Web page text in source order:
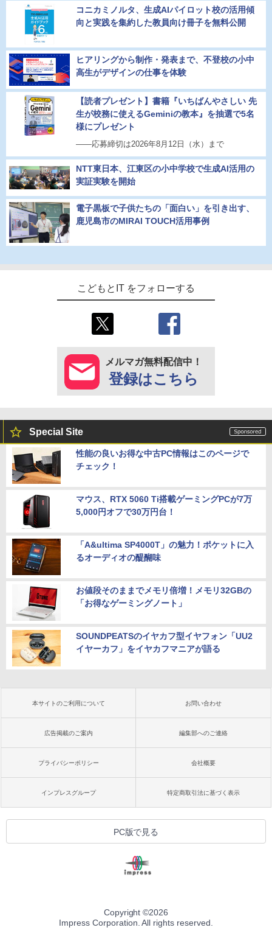
コニカミノルタ、生成AIパイロット校の活用傾
向と実践を集約した教員向け冊子を無料公開
ヒアリングから制作・発表まで、不登校の小中
高生がデザインの仕事を体験
【読者プレゼント】書籍『いちばんやさしい 先
生が校務に使えるGeminiの教本』を抽選で5名
様にプレゼント
――応募締切は2026年8月12日（水）まで
NTT東日本、江東区の小中学校で生成AI活用の
実証実験を開始
電子黒板で子供たちの「面白い」を引き出す、
鹿児島市のMIRAI TOUCH活用事例
こどもとIT をフォローする
メルマガ無料配信中！
登録はこちら
Special Site
性能の良いお得な中古PC情報はこのページで
チェック！
マウス、RTX 5060 Ti搭載ゲーミングPCが7万
5,000円オフで30万円台！
「A&ultima SP4000T」の魅力！ポケットに入
るオーディオの醍醐味
お値段そのままでメモリ倍増！メモリ32GBの
「お得なゲーミングノート」
SOUNDPEATSのイヤカフ型イヤフォン「UU2
イヤーカフ」をイヤカフマニアが語る
本サイトのご利用について お問い合わせ
広告掲載のご案内 編集部へのご連絡
プライバシーポリシー 会社概要
インプレスグループ 特定商取引法に基づく表示
PC版で見る
Copyright ©2026
Impress Corporation. All rights reserved.